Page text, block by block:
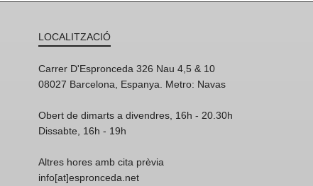
LOCALITZACIÓ
Carrer D'Espronceda 326 Nau 4,5 & 10
08027 Barcelona, Espanya. Metro: Navas
Obert de dimarts a divendres, 16h - 20.30h
Dissabte, 16h - 19h
Altres hores amb cita prèvia
info[at]espronceda.net